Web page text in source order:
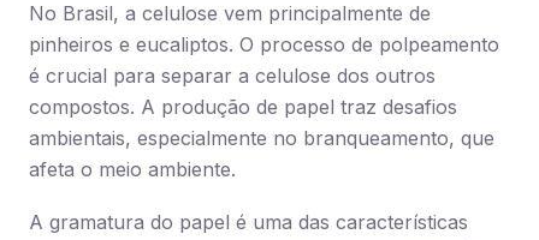
No Brasil, a celulose vem principalmente de
pinheiros e eucaliptos. O processo de polpeamento
é crucial para separar a celulose dos outros
compostos. A produção de papel traz desafios
ambientais, especialmente no branqueamento, que
afeta o meio ambiente.
A gramatura do papel é uma das características